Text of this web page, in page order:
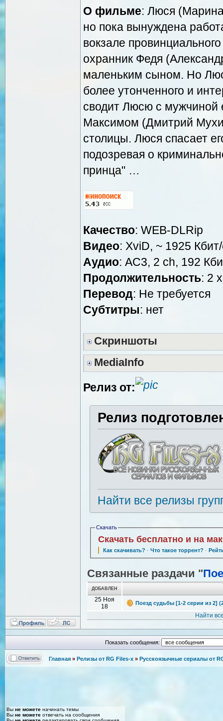
О фильме: Люся
но пока вынуждена
вокзале
охранник Федя
маленьким сыном. Но
более утонченного и
сводит Люсю с мужчиной
Максимом (Дмитрий
столицы. Люся спасает
подозревая о
принца" …
Качество: WEB-DLRip
Видео: XviD, ~ 1925
Аудио: AC3, 2 ch, 192
Продолжительность: 2
Перевод: Не требуется
Cубтитры: нет
Скриншоты
MediaInfo
Релиз от:
Релиз
Найти все релизы
Скачать
Скачать бесплатно и на
Как скачивать? · Что такое торрент? ·
Связанные раздачи "
ДОБАВЛЕН
25 Ноя
18
Поезд судьбы [1-2 серии из 2]
Найти
Показать сообщения:
Главная » Релизы от RG Files-x » Русскоязычные сериалы от
Вы не можете начинать темы
Вы не можете отвечать на сообщения